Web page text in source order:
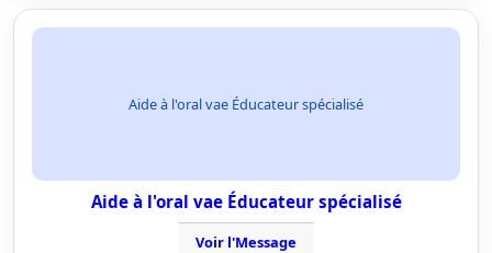
Aide à l'oral vae Éducateur spécialisé
Aide à l'oral vae Éducateur spécialisé
Voir l'Message